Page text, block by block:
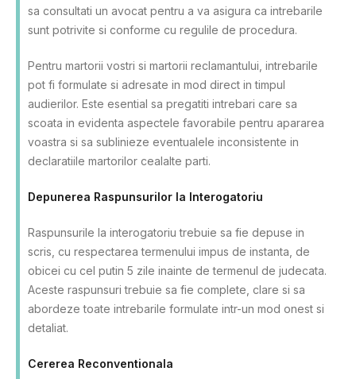
sa consultati un avocat pentru a va asigura ca intrebarile
sunt potrivite si conforme cu regulile de procedura.
Pentru martorii vostri si martorii reclamantului, intrebarile
pot fi formulate si adresate in mod direct in timpul
audierilor. Este esential sa pregatiti intrebari care sa
scoata in evidenta aspectele favorabile pentru apararea
voastra si sa sublinieze eventualele inconsistente in
declaratiile martorilor cealalte parti.
Depunerea Raspunsurilor la Interogatoriu
Raspunsurile la interogatoriu trebuie sa fie depuse in
scris, cu respectarea termenului impus de instanta, de
obicei cu cel putin 5 zile inainte de termenul de judecata.
Aceste raspunsuri trebuie sa fie complete, clare si sa
abordeze toate intrebarile formulate intr-un mod onest si
detaliat.
Cererea Reconventionala